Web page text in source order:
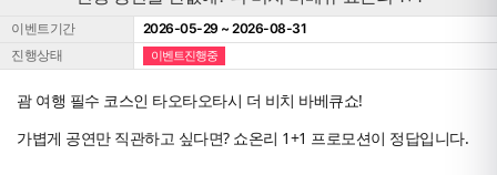
이벤트기간
2026-05-29 ~ 2026-08-31
진행상태
이벤트진행중
괌 여행 필수 코스인 타오타오타시 더 비치 바베큐쇼!
가볍게 공연만 직관하고 싶다면? 쇼온리 1+1 프로모션이 정답입니다.